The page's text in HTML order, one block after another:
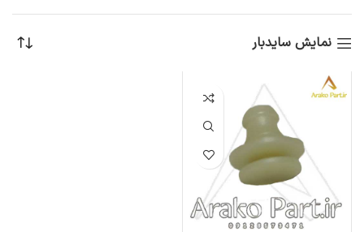
نمایش سایدبار